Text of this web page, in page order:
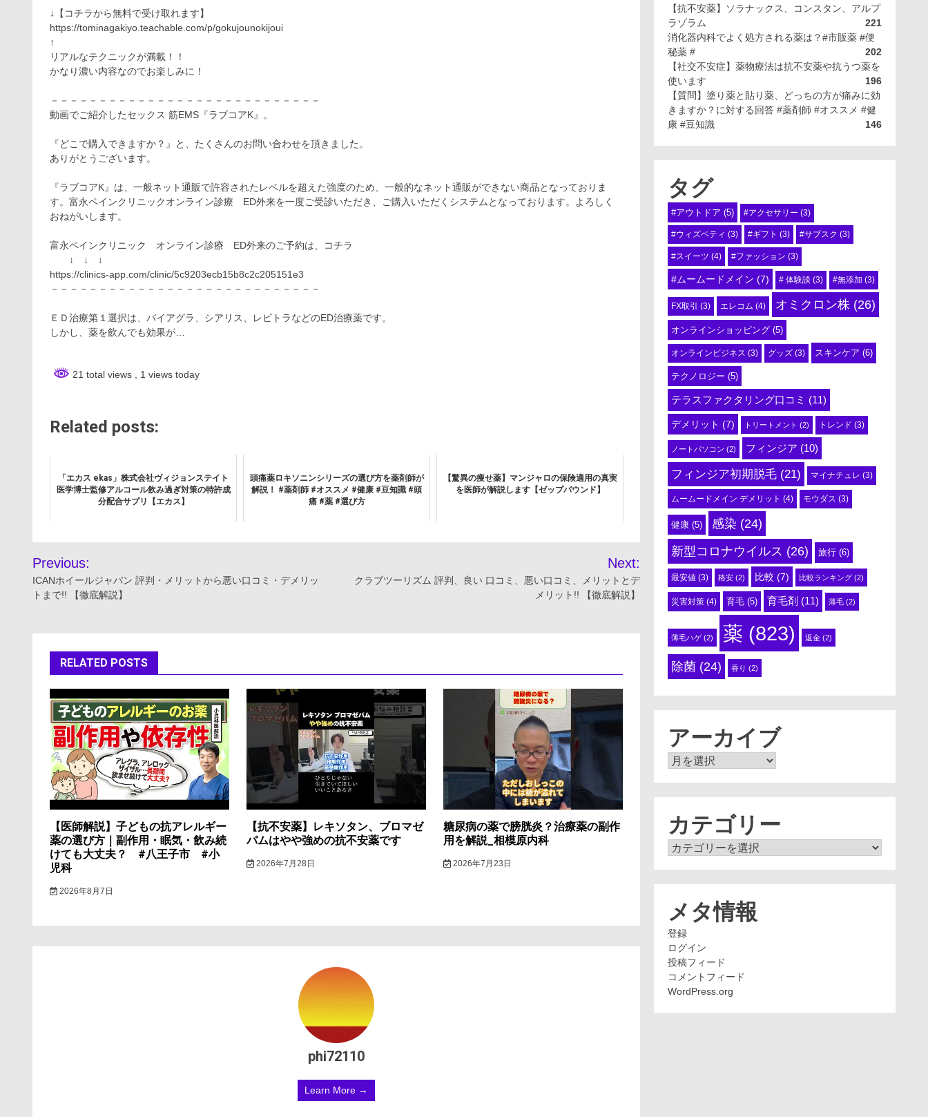
↓【コチラから無料で受け取れます】
https://tominagakiyo.teachable.com/p/gokujounokijoui
↑
リアルなテクニックが満載！！
かなり濃い内容なのでお楽しみに！
－－－－－－－－－－－－－－－－－－－－－－－－－－－－
動画でご紹介したセックス 筋EMS『ラブコアK』。
『どこで購入できますか？』と、たくさんのお問い合わせを頂きました。
ありがとうございます。
『ラブコアK』は、一般ネット通販で許容されたレベルを超えた強度のため、一般的なネット通販ができない商品となっておりま
す。富永ペインクリニックオンライン診療 ED外来を一度ご受診いただき、ご購入いただくシステムとなっております。よろしく
おねがいします。
富永ペインクリニック オンライン診療 ED外来のご予約は、コチラ
↓ ↓ ↓
https://clinics-app.com/clinic/5c9203ecb15b8c2c205151e3
－－－－－－－－－－－－－－－－－－－－－－－－－－－－
ＥＤ治療第１選択は、バイアグラ、シアリス、レビトラなどのED治療薬です。
しかし、薬を飲んでも効果が…
21 total views , 1 views today
Related posts:
「エカス ekas」株式会社ヴィジョンステイト
医学博士監修アルコール飲み過ぎ対策の特許成
分配合サプリ【エカス】
頭痛薬ロキソニンシリーズの選び方を薬剤師が
解説！ #薬剤師 #オススメ #健康 #豆知識 #頭
痛 #薬 #選び方
【驚異の痩せ薬】マンジャロの保険適用の真実
を医師が解説します【ゼップバウンド】
投
稿
ゲ
ー
シ
ョ
ン
Previous:
ICANホイールジャパン 評判・メリットから悪い口コミ・デメリッ
トまで!! 【徹底解説】
Next:
クラブツーリズム 評判、良い 口コミ、悪い口コミ、メリットとデ
メリット!! 【徹底解説】
RELATED POSTS
【医師解説】子どもの抗アレルギー
薬の選び方｜副作用・眠気・飲み続
けても大丈夫？ #八王子市 #小
児科
2026年8月7日
【抗不安薬】レキソタン、ブロマゼ
パムはやや強めの抗不安薬です
2026年7月28日
糖尿病の薬で膀胱炎？治療薬の副作
用を解説_相模原内科
2026年7月23日
phi72110
Learn More →
【抗不安薬】ソラナックス、コンスタン、アルプ
ラゾラム
221
消化器内科でよく処方される薬は？#市販薬 #便
秘薬 #
202
【社交不安症】薬物療法は抗不安薬や抗うつ薬を
使います
196
【質問】塗り薬と貼り薬、どっちの方が痛みに効
きますか？に対する回答 #薬剤師 #オススメ #健
康 #豆知識
146
タグ
#アウトドア (5) #アクセサリー (3)
#ウィズペティ (3) #ギフト (3) #サブスク (3)
#スイーツ (4) #ファッション (3)
#ムームードメイン (7) # 体験談 (3) #無添加 (3)
FX取引 (3) エレコム (4) オミクロン株 (26)
オンラインショッピング (5)
オンラインビジネス (3) グッズ (3) スキンケア (6)
テクノロジー (5)
テラスファクタリング口コミ (11)
デメリット (7) トリートメント (2) トレンド (3)
ノートパソコン (2) フィンジア (10)
フィンジア初期脱毛 (21) マイナチュレ (3)
ムームードメイン デメリット (4) モウダス (3)
健康 (5) 感染 (24)
新型コロナウイルス (26) 旅行 (6)
最安値 (3) 格安 (2) 比較 (7) 比較ランキング (2)
災害対策 (4) 育毛 (5) 育毛剤 (11) 薄毛 (2)
薄毛ハゲ(2) 薬 (823) 返金 (2)
除菌 (24) 香り (2)
アーカイブ
ア
カテゴリー
カ
メタ情報
登録
ログイン
投稿フィード
コメントフィード
WordPress.org